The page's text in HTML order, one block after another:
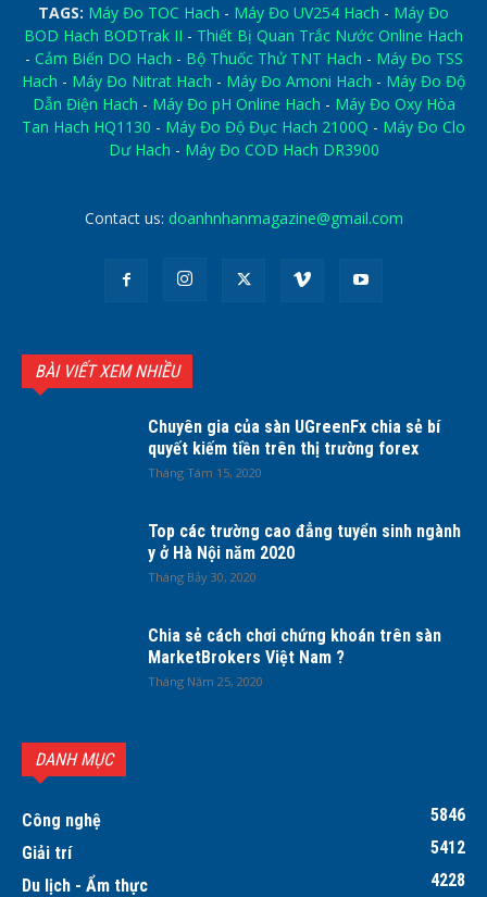
TAGS: Máy Đo TOC Hach - Máy Đo UV254 Hach - Máy Đo
BOD Hach BODTrak II - Thiết Bị Quan Trắc Nước Online Hach
- Cảm Biến DO Hach - Bộ Thuốc Thử TNT Hach - Máy Đo TSS
Hach - Máy Đo Nitrat Hach - Máy Đo Amoni Hach - Máy Đo Độ
Dẫn Điện Hach - Máy Đo pH Online Hach - Máy Đo Oxy Hòa
Tan Hach HQ1130 - Máy Đo Độ Đục Hach 2100Q - Máy Đo Clo
Dư Hach - Máy Đo COD Hach DR3900
Contact us: doanhnhanmagazine@gmail.com
BÀI VIẾT XEM NHIỀU
Chuyên gia của sàn UGreenFx chia sẻ bí
quyết kiếm tiền trên thị trường forex
Tháng Tám 15, 2020
Top các trường cao đẳng tuyển sinh ngành
y ở Hà Nội năm 2020
Tháng Bảy 30, 2020
Chia sẻ cách chơi chứng khoán trên sàn
MarketBrokers Việt Nam ?
Tháng Năm 25, 2020
DANH MỤC
Công nghệ
5846
Giải trí
5412
Du lịch - Ẩm thực
4228